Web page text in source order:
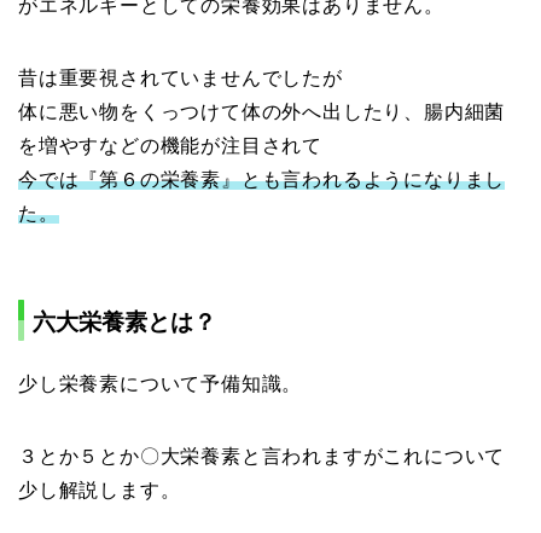
がエネルギーとしての栄養効果はありません。
昔は重要視されていませんでしたが
体に悪い物をくっつけて体の外へ出したり、腸内細菌
を増やすなどの機能が注目されて
今では『第６の栄養素』とも言われるようになりまし
た。
六大栄養素とは？
少し栄養素について予備知識。
３とか５とか〇大栄養素と言われますがこれについて
少し解説します。